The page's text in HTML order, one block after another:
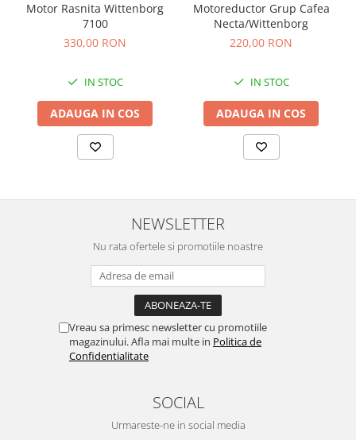
Motor Rasnita Wittenborg
7100
330,00 RON
IN STOC
ADAUGA IN COS
Motoreductor Grup Cafea
Necta/Wittenborg
220,00 RON
IN STOC
ADAUGA IN COS
NEWSLETTER
Nu rata ofertele si promotiile noastre
Vreau sa primesc newsletter cu promotiile
magazinului. Afla mai multe in Politica de
Confidentialitate
SOCIAL
Urmareste-ne in social media